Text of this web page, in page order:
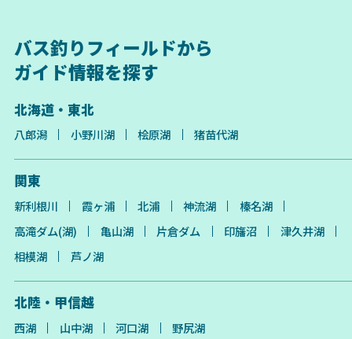
バス釣りフィールドから
ガイド情報を探す
北海道・東北
八郎潟 小野川湖 桧原湖 猪苗代湖
関東
新利根川 霞ヶ浦 北浦 神流湖
榛名湖
高滝ダム(湖)
亀山湖 片倉ダム 印旛沼
津久井湖
相模湖
芦ノ湖
北陸・甲信越
西湖 山中湖 河口湖 野尻湖